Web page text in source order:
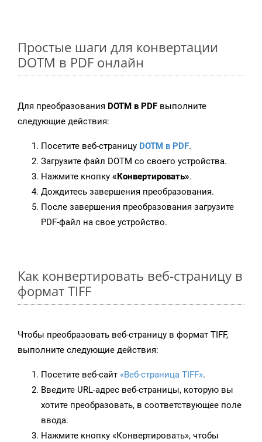
Простые шаги для конвертации
DOTM в PDF онлайн
Для преобразования DOTM в PDF выполните
следующие действия:
Посетите веб-страницу DOTM в PDF.
Загрузите файл DOTM со своего устройства.
Нажмите кнопку «Конвертировать».
Дождитесь завершения преобразования.
После завершения преобразования загрузите
PDF-файл на свое устройство.
Как конвертировать веб-страницу в
формат TIFF
Чтобы преобразовать веб-страницу в формат TIFF,
выполните следующие действия:
Посетите веб-сайт «Веб-страница TIFF».
Введите URL-адрес веб-страницы, которую вы
хотите преобразовать, в соответствующее поле
ввода.
Нажмите кнопку «Конвертировать», чтобы